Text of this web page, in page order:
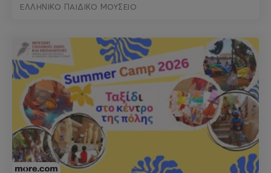
ΕΛΛΗΝΙΚΟ ΠΑΙΔΙΚΟ ΜΟΥΣΕΙΟ